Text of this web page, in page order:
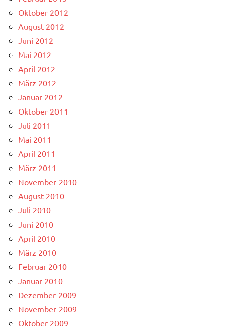
Oktober 2012
August 2012
Juni 2012
Mai 2012
April 2012
März 2012
Januar 2012
Oktober 2011
Juli 2011
Mai 2011
April 2011
März 2011
November 2010
August 2010
Juli 2010
Juni 2010
April 2010
März 2010
Februar 2010
Januar 2010
Dezember 2009
November 2009
Oktober 2009